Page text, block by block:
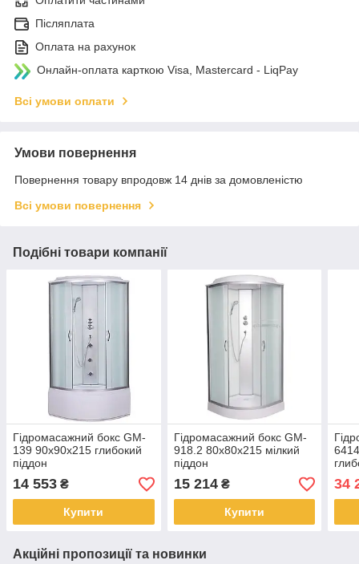
Післяплата
Оплата на рахунок
Онлайн-оплата карткою Visa, Mastercard - LiqPay
Всі умови оплати
Умови повернення
Повернення товару впродовж 14 днів за домовленістю
Всі умови повернення
Подібні товари компанії
Гідромасажний бокс GM-
139 90x90x215 глибокий
піддон
14 553 ₴
Купити
Гідромасажний бокс GM-
918.2 80x80x215 мілкий
піддон
15 214₴
Купити
34
Акційні пропозиції та новинки